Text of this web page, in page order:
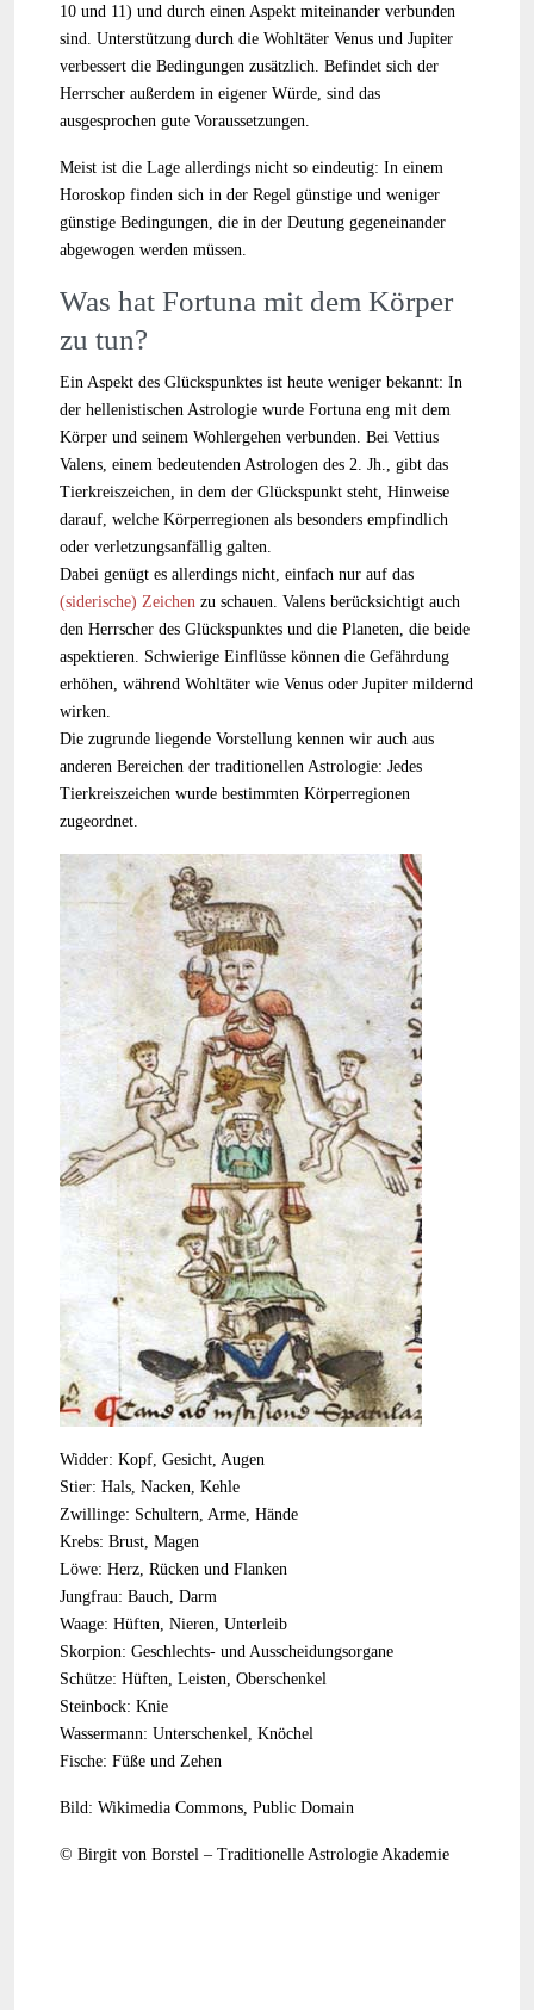
10 und 11) und durch einen Aspekt miteinander verbunden
sind. Unterstützung durch die Wohltäter Venus und Jupiter
verbessert die Bedingungen zusätzlich. Befindet sich der
Herrscher außerdem in eigener Würde, sind das
ausgesprochen gute Voraussetzungen.
Meist ist die Lage allerdings nicht so eindeutig: In einem
Horoskop finden sich in der Regel günstige und weniger
günstige Bedingungen, die in der Deutung gegeneinander
abgewogen werden müssen.
Was hat Fortuna mit dem Körper
zu tun?
Ein Aspekt des Glückspunktes ist heute weniger bekannt: In
der hellenistischen Astrologie wurde Fortuna eng mit dem
Körper und seinem Wohlergehen verbunden. Bei Vettius
Valens, einem bedeutenden Astrologen des 2. Jh., gibt das
Tierkreiszeichen, in dem der Glückspunkt steht, Hinweise
darauf, welche Körperregionen als besonders empfindlich
oder verletzungsanfällig galten.
Dabei genügt es allerdings nicht, einfach nur auf das
(siderische) Zeichen zu schauen. Valens berücksichtigt auch
den Herrscher des Glückspunktes und die Planeten, die beide
aspektieren. Schwierige Einflüsse können die Gefährdung
erhöhen, während Wohltäter wie Venus oder Jupiter mildernd
wirken.
Die zugrunde liegende Vorstellung kennen wir auch aus
anderen Bereichen der traditionellen Astrologie: Jedes
Tierkreiszeichen wurde bestimmten Körperregionen
zugeordnet.
Widder: Kopf, Gesicht, Augen
Stier: Hals, Nacken, Kehle
Zwillinge: Schultern, Arme, Hände
Krebs: Brust, Magen
Löwe: Herz, Rücken und Flanken
Jungfrau: Bauch, Darm
Waage: Hüften, Nieren, Unterleib
Skorpion: Geschlechts- und Ausscheidungsorgane
Schütze: Hüften, Leisten, Oberschenkel
Steinbock: Knie
Wassermann: Unterschenkel, Knöchel
Fische: Füße und Zehen
Bild: Wikimedia Commons, Public Domain
© Birgit von Borstel – Traditionelle Astrologie Akademie